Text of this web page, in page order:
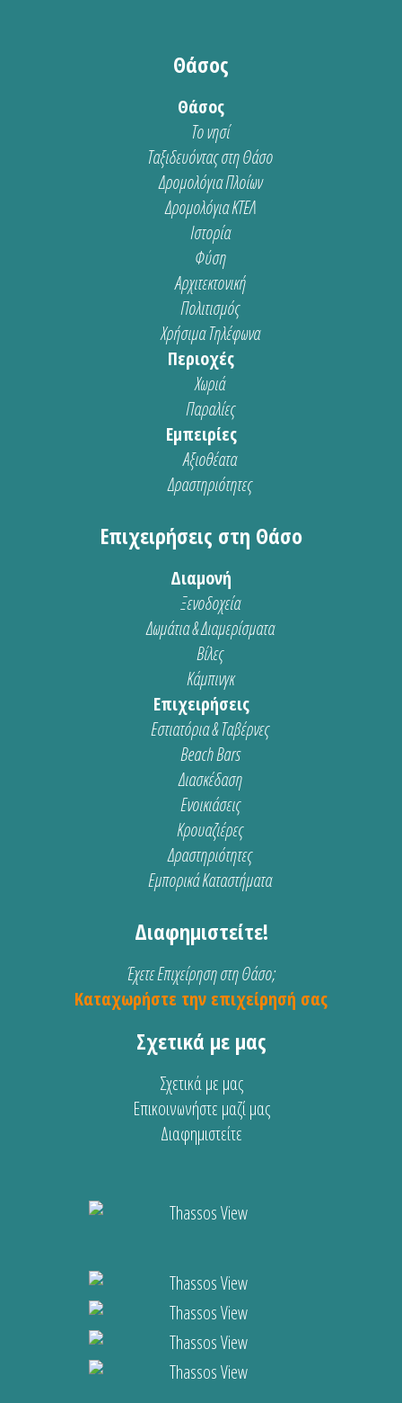
Θάσος
Θάσος
Το νησί
Ταξιδευόντας στη Θάσο
Δρομολόγια Πλοίων
Δρομολόγια ΚΤΕΛ
Ιστορία
Φύση
Αρχιτεκτονική
Πολιτισμός
Χρήσιμα Τηλέφωνα
Περιοχές
Χωριά
Παραλίες
Εμπειρίες
Αξιοθέατα
Δραστηριότητες
Επιχειρήσεις στη Θάσο
Διαμονή
Ξενοδοχεία
Δωμάτια & Διαμερίσματα
Βίλες
Κάμπινγκ
Επιχειρήσεις
Εστιατόρια & Ταβέρνες
Beach Bars
Διασκέδαση
Ενοικιάσεις
Κρουαζιέρες
Δραστηριότητες
Εμπορικά Καταστήματα
Διαφημιστείτε!
Έχετε Επιχείρηση στη Θάσο;
Καταχωρήστε την επιχείρησή σας
Σχετικά με μας
Σχετικά με μας
Επικοινωνήστε μαζί μας
Διαφημιστείτε